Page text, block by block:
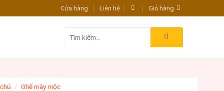
Cửa hàng Liên hệ Giỏ hàng
kiếm:
/ Ghế mây mộc